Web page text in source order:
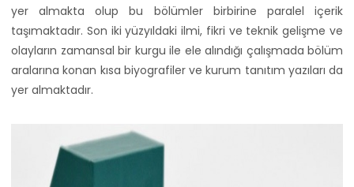
yer almakta olup bu bölümler birbirine paralel içerik
taşımaktadır. Son iki yüzyıldaki ilmi, fikri ve teknik gelişme ve
olayların zamansal bir kurgu ile ele alındığı çalışmada bölüm
aralarına konan kısa biyografiler ve kurum tanıtım yazıları da
yer almaktadır.